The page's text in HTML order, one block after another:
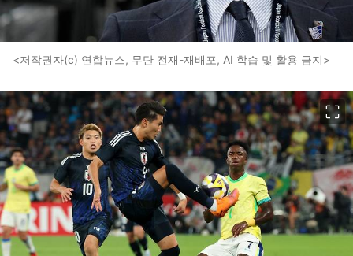
<저작권자(c) 연합뉴스, 무단 전재-재배포, AI 학습 및 활용 금지>